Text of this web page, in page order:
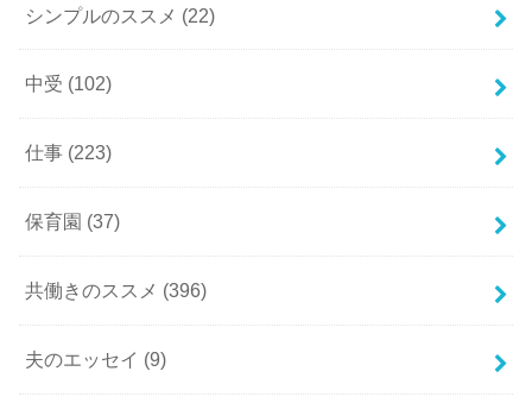
シンプルのススメ (22)
中受 (102)
仕事 (223)
保育園 (37)
共働きのススメ (396)
夫のエッセイ (9)